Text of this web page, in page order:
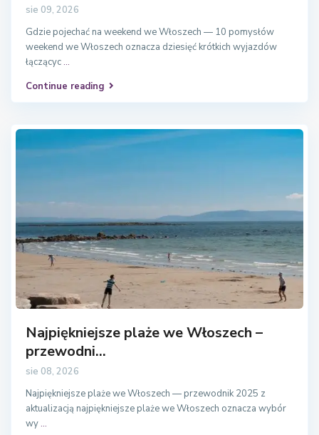
sie 09, 2026
Gdzie pojechać na weekend we Włoszech — 10 pomysłów
weekend we Włoszech oznacza dziesięć krótkich wyjazdów
łączącyc...
Continue reading
Najpiękniejsze plaże we Włoszech –
przewodni...
sie 08, 2026
Najpiękniejsze plaże we Włoszech — przewodnik 2025 z
aktualizacją najpiękniejsze plaże we Włoszech oznacza wybór
wy...